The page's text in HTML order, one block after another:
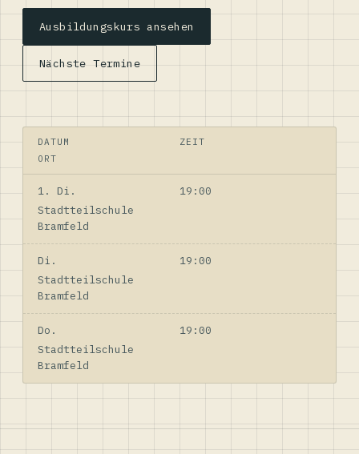
Ausbildungskurs ansehen
Nächste Termine
DATUM
ZEIT
ORT
1. Di.
19:00
Stadtteilschule
Bramfeld
Di.
19:00
Stadtteilschule
Bramfeld
Do.
19:00
Stadtteilschule
Bramfeld